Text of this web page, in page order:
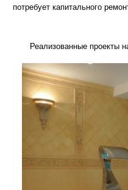
потребует капитального
Реализованные проекты